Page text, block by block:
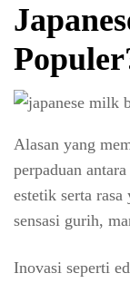
Alasan yang
perpaduan
estetik serta rasa
sensasi gurih,
Inovasi seperti